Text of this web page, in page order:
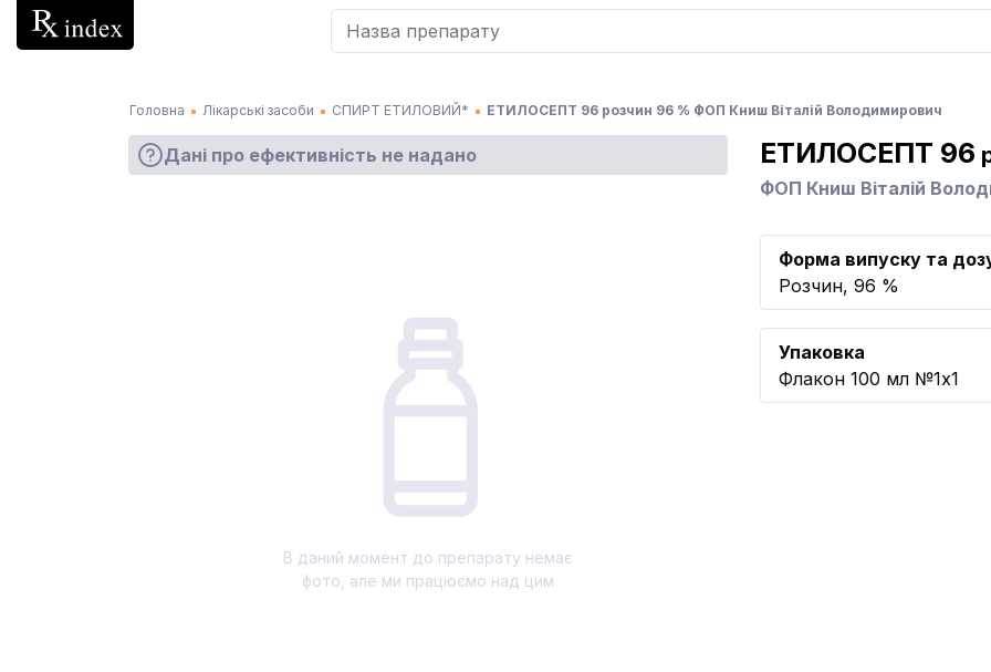
Головна Лікарські засоби СПИРТ ЕТИЛОВИЙ* ЕТИЛОСЕПТ 96 розчин 96 % ФОП Книш Віталій Володимирович
Дані про ефективність не надано
В даний момент до препарату немає
фото, але ми працюємо над цим
ЕТИЛОСЕПТ 96
ФОП Книш Віталій
Форма випуску та
Розчин, 96 %
Упаковка
Флакон 100 мл №1x1